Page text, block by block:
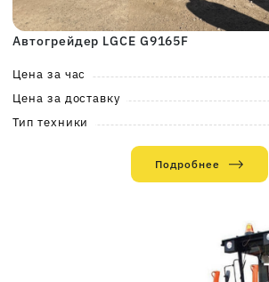
Автогрейдер LGCE G9165F
Цена за час
Цена за доставку
Тип техники
Подробнее